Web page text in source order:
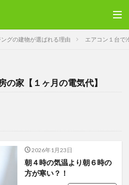
グの建物が選ばれる理由 エアコン１台で
の家【１ヶ月の電気代】
2026年1月23日
朝４時の気温より朝６時の
方が寒い？！